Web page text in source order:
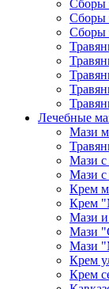
Сборы
Сборы
Сборы
Лечебные
Мази
Мази с
Мази с
Крем
Крем
Мази
Мази
Мази
Крем
Крем